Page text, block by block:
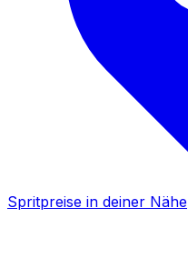
Spritpreise in deiner Nähe